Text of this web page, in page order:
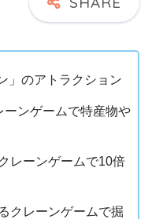
」のアトラクション
ーンゲームで特産物や
レーンゲームで10倍
クレーンゲームで掘